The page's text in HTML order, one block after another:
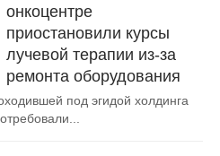
онкоцентре
приостановили курсы
лучевой терапии из-за
ремонта оборудования
под эгидой холдинга